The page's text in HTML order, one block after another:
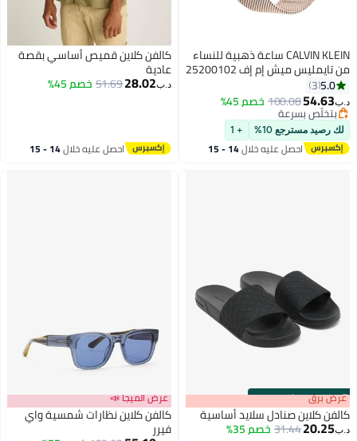
CALVIN KLEIN ساعة ذهبية للنساء
من تايمليس ميش إم إف 25200102
5.0
3
د.ب‏54.63
100.08خصم 45%
بتخلّص بسرعة
بتخلّص بسرعة
لك رصيد مسترجع 10% + 1
احصل عليه خلال 14 - 15
كالفن كلاين قميص أساسي بقصة
عادية
د.ب‏28.02
51.69خصم 45%
احصل عليه خلال 14 - 15
00m:00s
·باقي 100% عرض برق
كالفن كلاين صنادل سلايد أساسية
د.ب‏20.25
31.44خصم 35%
عرض الميجا 📣
كالفن كلاين نظارات شمسية واي
فيرر